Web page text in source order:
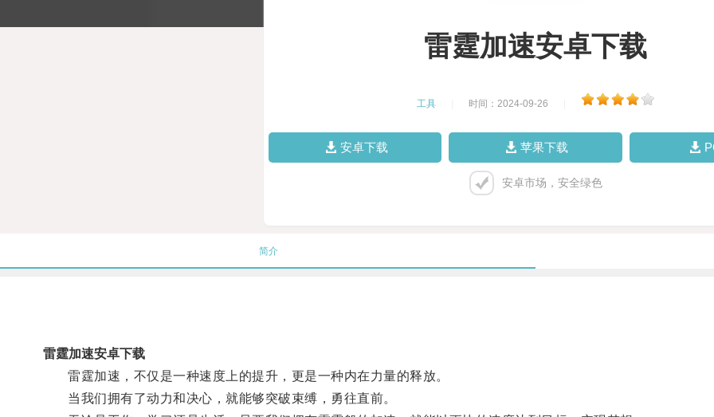
雷霆加速安卓下载
工具 时间：2024-09-26
安卓下载 苹果下载
安卓市场，安全绿色
简介
雷霆加速安卓下载
雷霆加速，不仅是一种速度上的提升，更是一种内在力量的释放。
当我们拥有了动力和决心，就能够突破束缚，勇往直前。